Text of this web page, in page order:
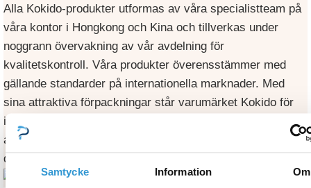
Samtycke Information Om
Alla Kokido-produkter utformas av våra specialistteam på
våra kontor i Hongkong och Kina och tillverkas under
noggrann övervakning av vår avdelning för
kvalitetskontroll. Våra produkter överensstämmer med
gällande standarder på internationella marknader. Med
sina attraktiva förpackningar står varumärket Kokido för
innovation och originalitet inom poolbranschen och skapar
affärstillväxt för våra kunder inom alla
distributionssegment.